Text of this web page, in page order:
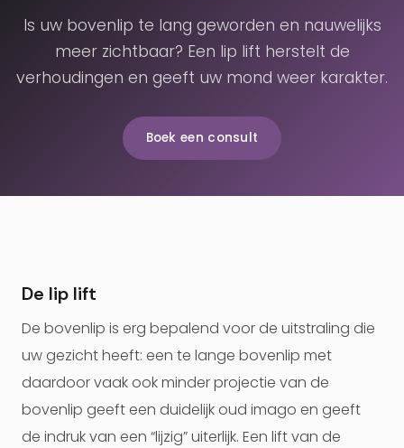
Is uw bovenlip te lang geworden en nauwelijks
meer zichtbaar? Een lip lift herstelt de
verhoudingen en geeft uw mond weer karakter.
Boek een consult
De lip lift
De bovenlip is erg bepalend voor de uitstraling die
uw gezicht heeft: een te lange bovenlip met
daardoor vaak ook minder projectie van de
bovenlip geeft een duidelijk oud imago en geeft
de indruk van een “lijzig” uiterlijk. Een lift van de